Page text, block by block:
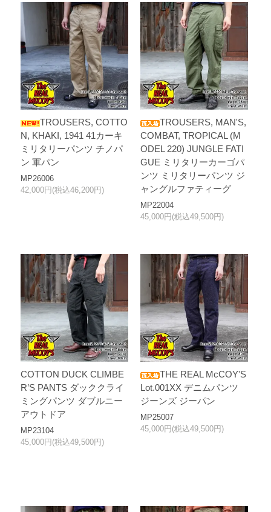
TROUSERS, COTTO
N, KHAKI, 1941 41カーキ
ミリタリーパンツ チノパ
ン 軍パン
MP26006
42,000円(税込46,200円)
TROUSERS, MAN'S,
COMBAT, TROPICAL (M
ODEL 220) JUNGLE FATI
GUE ミリタリーカーゴパ
ンツ ミリタリーパンツ ジ
ャングルファティーグ
MP22004
45,000円(税込49,500円)
COTTON DUCK CLIMBE
R’S PANTS ダッククライ
ミングパンツ ダブルニー
アウトドア
MP23104
45,000円(税込49,500円)
THE REAL McCOY'S
Lot.001XX デニムパンツ
ジーンズ ジーパン
MP25007
45,000円(税込49,500円)